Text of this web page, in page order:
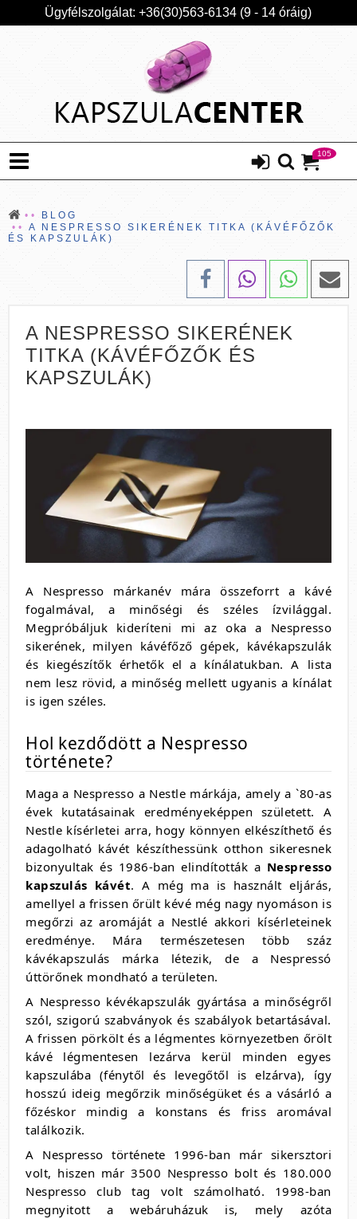
Ügyfélszolgálat: +36(30)563-6134 (9 - 14 óráig)
105
BLOG
A NESPRESSO SIKERÉNEK TITKA (KÁVÉFŐZŐK
ÉS KAPSZULÁK)
A NESPRESSO SIKERÉNEK
TITKA (KÁVÉFŐZŐK ÉS
KAPSZULÁK)
A Nespresso márkanév mára összeforrt a kávé
fogalmával, a minőségi és széles ízvilággal.
Megpróbáljuk kideríteni mi az oka a Nespresso
sikerének, milyen kávéfőző gépek, kávékapszulák
és kiegészítők érhetők el a kínálatukban. A lista
nem lesz rövid, a minőség mellett ugyanis a kínálat
is igen széles.
Hol kezdődött a Nespresso
története?
Maga a Nespresso a Nestle márkája, amely a `80-as
évek kutatásainak eredményeképpen született. A
Nestle kísérletei arra, hogy könnyen elkészíthető és
adagolható kávét készíthessünk otthon sikeresnek
bizonyultak és 1986-ban elindították a Nespresso
kapszulás kávét. A még ma is használt eljárás,
amellyel a frissen őrült kévé még nagy nyomáson is
megőrzi az aromáját a Nestlé akkori kísérleteinek
eredménye. Mára természetesen több száz
kávékapszulás márka létezik, de a Nespressó
úttörőnek mondható a területen.
A Nespresso kévékapszulák gyártása a minőségről
szól, szigorú szabványok és szabályok betartásával.
A frissen pörkölt és a légmentes környezetben őrölt
kávé légmentesen lezárva kerül minden egyes
kapszulába (fénytől és levegőtől is elzárva), így
hosszú ideig megőrzik minőségüket és a vásárló a
főzéskor mindig a konstans és friss aromával
találkozik.
A Nespresso története 1996-ban már sikersztori
volt, hiszen már 3500 Nespresso bolt és 180.000
Nespresso club tag volt számolható. 1998-ban
megnyitott a webáruházuk is, mely azóta